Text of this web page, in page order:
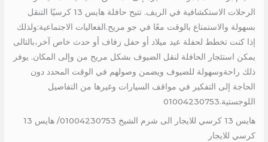
الرحلات الاستكشافية في الريف. تتيح حافلة هايس 13 كرسيًا التنقل
بسهولة والاستمتاع بالوقت معًا في جو مريح.الفعاليات الاجتماعية:ولذلك
إذا كنت تخطط لحفلة عيد ميلاد أو حفل زفاف أو حدث خاص آخر،بالتالى
يمكن استئجار الحافلة لنقل الضيوف بشكل مريح من وإلى المكان. يوفر
ذلك راحةوسهولة للضيوف ويضمن وصولهم في الوقت المحدد دون
الحاجة إلى التفكير في مواقف السيارات وغيرها من التفاصيل
اللوجستية.01004230753
هايس 13 كرسي للايجار الى شرم الشيخ 01004230753/ هايس 13
كرسي للايجار